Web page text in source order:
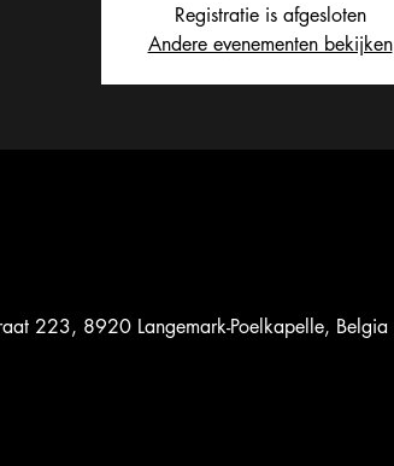
Registratie is afgesloten
Andere evenementen bekijken
223, 8920 Langemark-Poelkapelle, Belgia